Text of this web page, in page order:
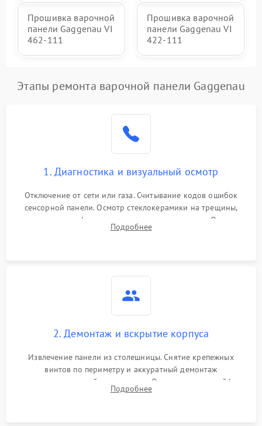
Прошивка варочной
панели Gaggenau VI
462-111
Прошивка варочной
панели Gaggenau VI
422-111
Этапы ремонта варочной панели Gaggenau
1. Диагностика и визуальный осмотр
Отключение от сети или газа. Считывание кодов ошибок
сенсорной панели. Осмотр стеклокерамики на трещины,
проверка конфорок на равномерность нагрева. Опрос
клиента о симптомах (не включается, не видит посуду,
Подробнее
2. Демонтаж и вскрытие корпуса
Извлечение панели из столешницы. Снятие крепежных
винтов по периметру и аккуратный демонтаж
стеклокерамической поверхности. Отсоединение шлейфов
сенсорного блока для доступа к силовым платам, катушкам
Подробнее